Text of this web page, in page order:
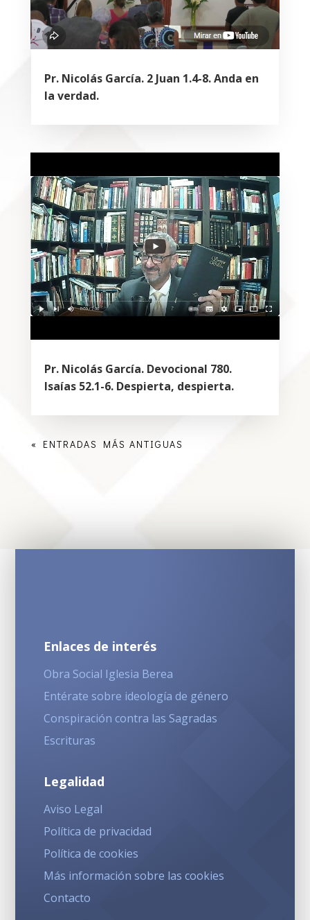
Pr. Nicolás García. 2 Juan 1.4-8. Anda en
la verdad.
Pr. Nicolás García. Devocional 780.
Isaías 52.1-6. Despierta, despierta.
« ENTRADAS MÁS ANTIGUAS
Enlaces de interés
Obra Social Iglesia Berea
Entérate sobre ideología de género
Conspiración contra las Sagradas
Escrituras
Legalidad
Aviso Legal
Política de privacidad
Política de cookies
Más información sobre las cookies
Contacto